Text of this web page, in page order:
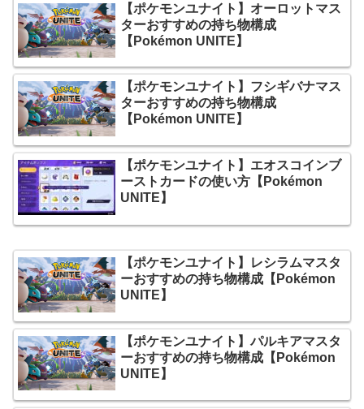
【ポケモンユナイト】オーロットマス
ターおすすめの持ち物構成
【Pokémon UNITE】
【ポケモンユナイト】フシギバナマス
ターおすすめの持ち物構成
【Pokémon UNITE】
【ポケモンユナイト】エオスコインブ
ーストカードの使い方【Pokémon
UNITE】
【ポケモンユナイト】レシラムマスタ
ーおすすめの持ち物構成【Pokémon
UNITE】
【ポケモンユナイト】パルキアマスタ
ーおすすめの持ち物構成【Pokémon
UNITE】